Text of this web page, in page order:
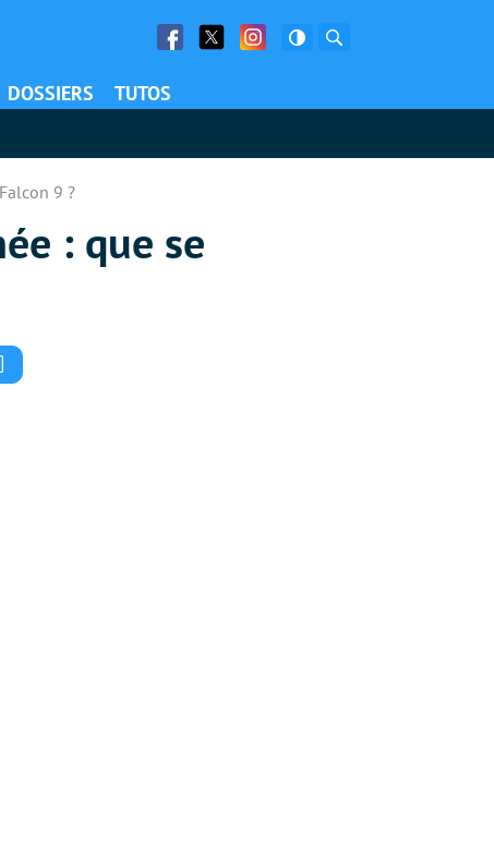
Facebook
Twitter Facebook
DOSSIERS TUTOS
9 ?
: que se
Commentaires